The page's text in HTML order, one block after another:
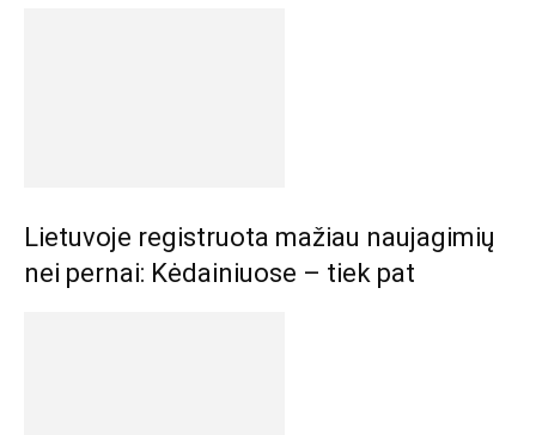
Lietuvoje registruota mažiau naujagimių
nei pernai: Kėdainiuose – tiek pat